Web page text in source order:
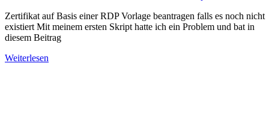
Zertifikat auf Basis einer RDP Vorlage beantragen falls es noch nicht
existiert Mit meinem ersten Skript hatte ich ein Problem und bat in
diesem Beitrag
Weiterlesen